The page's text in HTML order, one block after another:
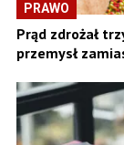
PRAWO
Prąd zdrożał
przemysł